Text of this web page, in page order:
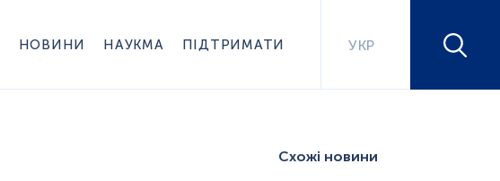
НОВИНИ НАУКМА ПІДТРИМАТИ УКР
Схожі новини